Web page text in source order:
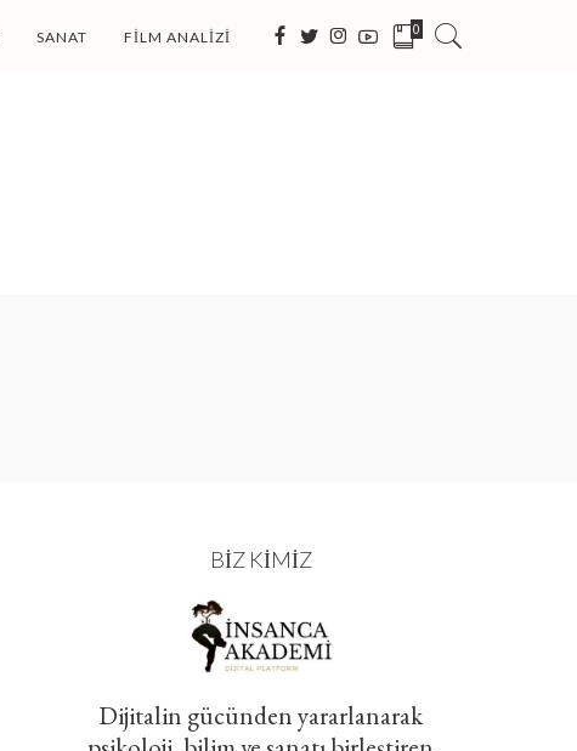
SANAT FILM ANALIZI 0
BIZ KIMIZ
Dijitalin gücünden yararlanarak